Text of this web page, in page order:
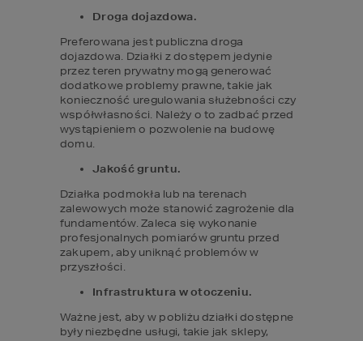
Droga dojazdowa.
Preferowana jest publiczna droga
dojazdowa. Działki z dostępem jedynie
przez teren prywatny mogą generować
dodatkowe problemy prawne, takie jak
konieczność uregulowania służebności czy
współwłasności. Należy o to zadbać przed
wystąpieniem o pozwolenie na budowę
domu.
Jakość gruntu.
Działka podmokła lub na terenach
zalewowych może stanowić zagrożenie dla
fundamentów. Zaleca się wykonanie
profesjonalnych pomiarów gruntu przed
zakupem, aby uniknąć problemów w
przyszłości.
Infrastruktura w otoczeniu.
Ważne jest, aby w pobliżu działki dostępne
były niezbędne usługi, takie jak sklepy,